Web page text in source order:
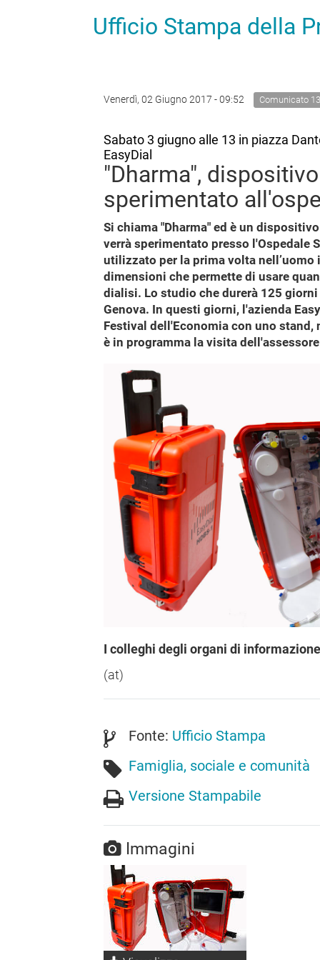
Ufficio Stampa della
Venerdì, 02 Giugno 2017 - 09:52 Comunicato
Sabato 3 giugno alle 13 in piazza
EasyDial
"Dharma",
sperimentato
Si chiama "Dharma" ed è un
verrà sperimentato presso l'Ospedale
utilizzato per la prima volta
dimensioni che permette di usare
dialisi. Lo studio che durerà 125
Genova. In questi giorni, l'azienda
Festival dell'Economia con uno stand,
è in programma la visita
I colleghi degli organi di
(at)
Fonte: Ufficio Stampa
Famiglia, sociale e comunità
Versione Stampabile
Immagini